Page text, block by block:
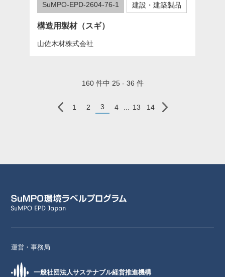
SuMPO-EPD-2604-76-1 建設・建築製品
構造用製材（スギ）
山佐木材株式会社
160 件中 25 - 36 件
1 2 3 4 ... 13 14
運営・事務局
一般社団法人サステナブル経営推進機構